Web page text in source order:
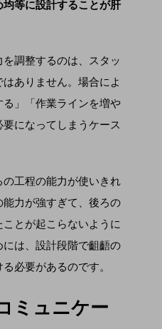
等に設計することが肝
調整するのは、スタッ
ありません。場合によ
」「作業ラインを増や
になってしまうケース
の工程の能力が使いきれ
力が強すぎて、後ろの
とが起こらないように
は、設計段階で齟齬の
必要があるのです。
ミュニケー